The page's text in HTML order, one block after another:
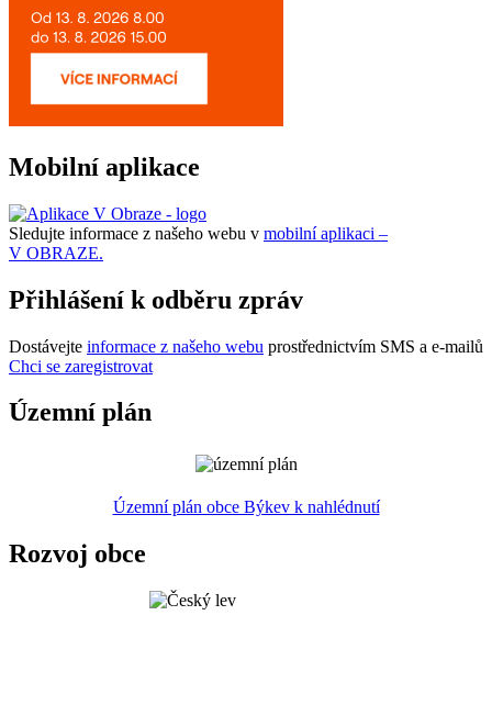
Mobilní aplikace
Sledujte informace z našeho webu v mobilní aplikaci –
V OBRAZE.
Přihlášení k odběru zpráv
Dostávejte informace z našeho webu prostřednictvím SMS a e-mailů
Chci se zaregistrovat
Územní plán
Územní plán obce Býkev k nahlédnutí
Rozvoj obce